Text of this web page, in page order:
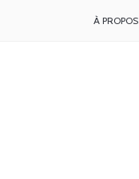
À PROPOS